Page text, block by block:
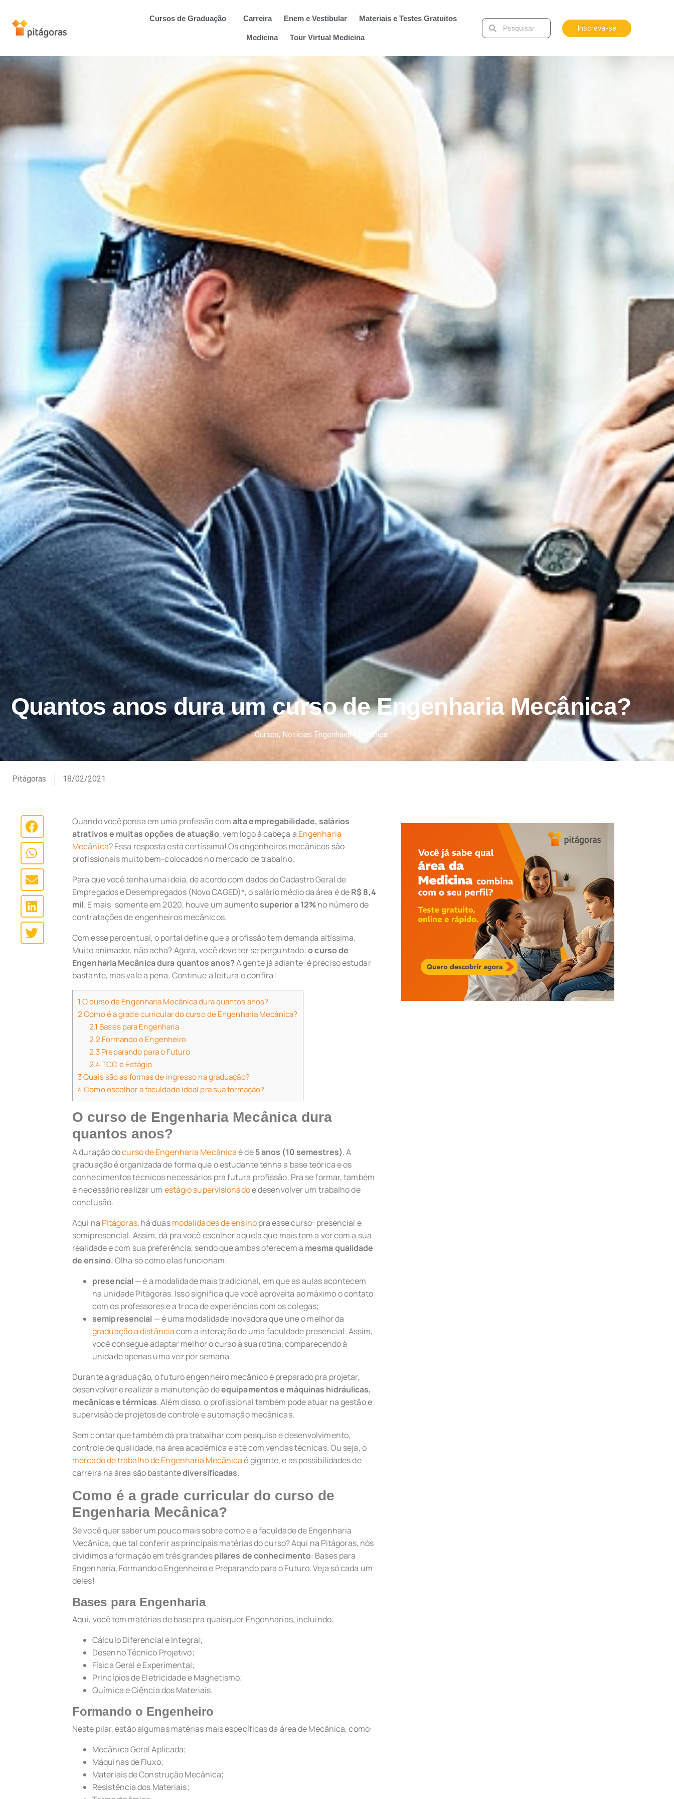
Cursos de Graduação Carreira Enem e Vestibular Materiais e Testes Gratuitos
Medicina Tour Virtual Medicina
Inscreva-se
Quantos anos dura um curso de Engenharia Mecânica?
Cursos, Notícias Engenharia Mecânica
Pitágoras 18/02/2021
Quando você pensa em uma profissão comalta empregabilidade, salários
atrativos e muitas opções de atuação, vem logo à cabeça a Engenharia
Mecânica? Essa resposta está certíssima! Os engenheiros mecânicos são
profissionais muito bem-colocados no mercado de trabalho.
Para que você tenha uma ideia, de acordo com dados do Cadastro Geral de
Empregados e Desempregados (Novo CAGED)*, o salário médio da área é deR$ 8,4
mil. E mais: somente em 2020, houve um aumentosuperior a 12%no número de
contratações de engenheiros mecânicos.
Com esse percentual, o portal define que a profissão tem demanda altíssima.
Muito animador, não acha? Agora, você deve ter se perguntado:o curso de
Engenharia Mecânica dura quantos anos?A gente já adiante: é preciso estudar
bastante, mas vale a pena. Continue a leitura e confira!
1 O curso de Engenharia Mecânica dura quantos anos?
2Como é a grade curricular do curso de Engenharia Mecânica?
2.1 Bases para Engenharia
2.2 Formando o Engenheiro
2.3Preparando para o Futuro
2.4TCC e Estágio
3Quais são as formas de ingresso na graduação?
4Como escolher a faculdade ideal pra sua formação?
O curso de Engenharia Mecânica dura
quantos anos?
A duração docurso de Engenharia Mecânicaé de5 anos (10 semestres). A
graduação é organizada de forma que o estudante tenha a base teórica e os
conhecimentos técnicos necessários pra futura profissão. Pra se formar, também
é necessário realizar um estágio supervisionadoe desenvolver um trabalho de
conclusão.
Aqui na Pitágoras, há duasmodalidades de ensinopra esse curso: presencial e
semipresencial. Assim, dá pra você escolher aquela que mais tem a ver com a sua
realidade e com sua preferência, sendo que ambas oferecem a mesma qualidade
de ensino.Olha só como elas funcionam:
presencial— é a modalidade mais tradicional, em que as aulas acontecem
na unidade Pitágoras. Isso significa que você aproveita ao máximo o contato
com os professores e a troca de experiências com os colegas;
semipresencial — é uma modalidade inovadora que une o melhor da
graduação a distânciacom a interação de uma faculdade presencial. Assim,
você consegue adaptar melhor o curso à sua rotina, comparecendo à
unidade apenas uma vez por semana.
Durante a graduação, o futuro engenheiro mecânico é preparado pra projetar,
desenvolver e realizar a manutenção deequipamentos e máquinas hidráulicas,
mecânicas e térmicas. Além disso, o profissional também pode atuar na gestão e
supervisão de projetos de controle e automação mecânicas.
Sem contar que também dá pra trabalhar com pesquisa e desenvolvimento,
controle de qualidade, na área acadêmica e até com vendas técnicas. Ou seja, o
mercado de trabalho de Engenharia Mecânicaé gigante, e as possibilidades de
carreira na área são bastantediversificadas.
Como é a grade curricular do curso de
Engenharia Mecânica?
Se você quer saber um pouco mais sobre como é a faculdade de Engenharia
Mecânica, que tal conferir as principais matérias do curso? Aqui na Pitágoras, nós
dividimos a formação em três grandespilares de conhecimento: Bases para
Engenharia, Formando o Engenheiro e Preparando para o Futuro. Veja só cada um
deles!
Bases para Engenharia
Aqui, você tem matérias de base pra quaisquer Engenharias, incluindo:
Cálculo Diferencial e Integral;
Desenho Técnico Projetivo;
Física Geral e Experimental;
Princípios de Eletricidade e Magnetismo;
Química e Ciência dos Materiais.
Formando o Engenheiro
Neste pilar, estão algumas matérias mais específicas da área de Mecânica, como:
Mecânica Geral Aplicada;
Máquinas de Fluxo;
Materiais de Construção Mecânica;
Resistência dos Materiais;